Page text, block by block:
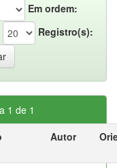
Em ordem:
Registro(s):
1 de 1
Autor